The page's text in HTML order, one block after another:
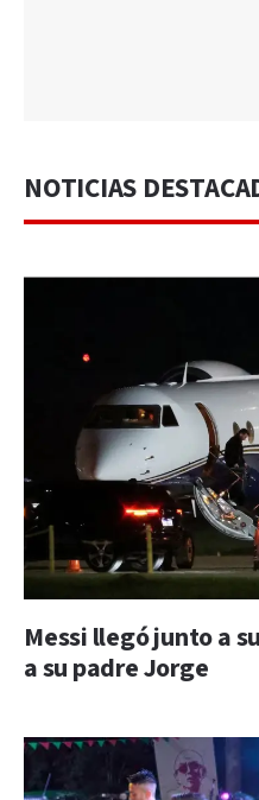
NOTICIAS
Messi llegó junto a
a su padre Jorge